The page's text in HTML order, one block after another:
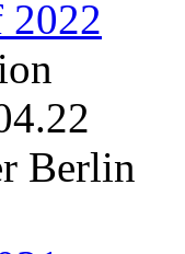
2022
Berlin